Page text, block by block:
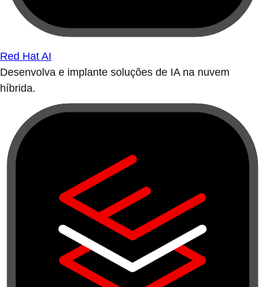
Red Hat AI
Desenvolva e implante soluções de IA na nuvem
híbrida.